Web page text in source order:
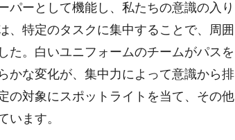
パーとして機能し、私たちの意識の入り
、特定のタスクに集中することで、周囲
た。白いユニフォームのチームがパスを
かな変化が、集中力によって意識から排
の対象にスポットライトを当て、その他
います。